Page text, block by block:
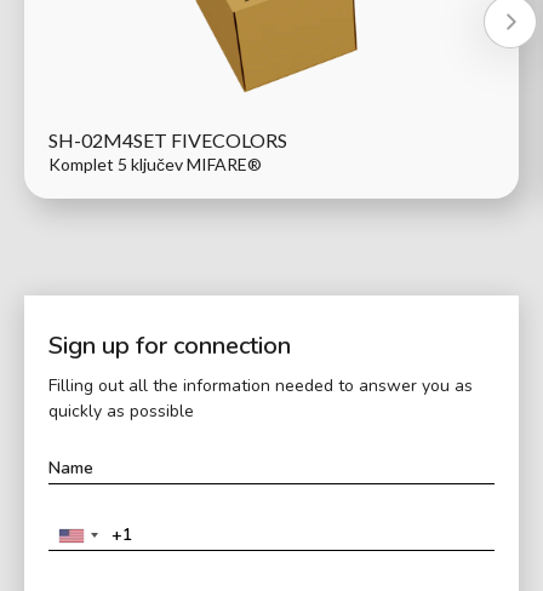
SH-02M4SET FIVECOLORS
Komplet 5 ključev MIFARE®
Sign up for connection
Filling out all the information needed to answer you as
quickly as possible